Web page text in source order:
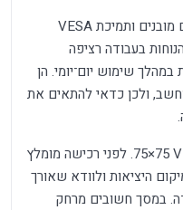
בין התכונות החשובות תמצאו רמקולים מובנים ותמיכת VESA
הנוחות בעבודה רציפה
שימוש יום־יומי. הן
ולכן כדאי להתאים את
27 אינץ׳ ותושבת VESA ‏75×75. לפני רכישה מומלץ
היציאות ולוודא שאורך
במסך חשובים מרחק